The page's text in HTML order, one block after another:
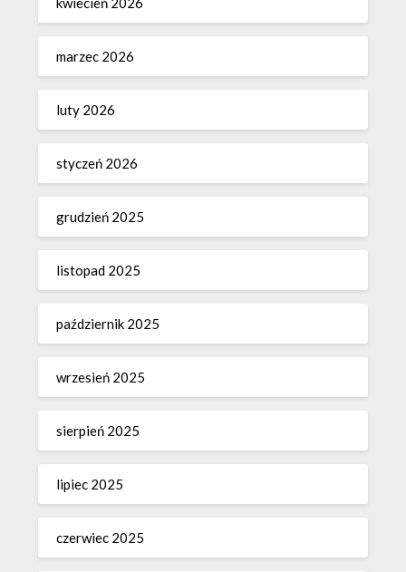
marzec 2026
luty 2026
styczeń 2026
grudzień 2025
listopad 2025
październik 2025
wrzesień 2025
sierpień 2025
lipiec 2025
czerwiec 2025